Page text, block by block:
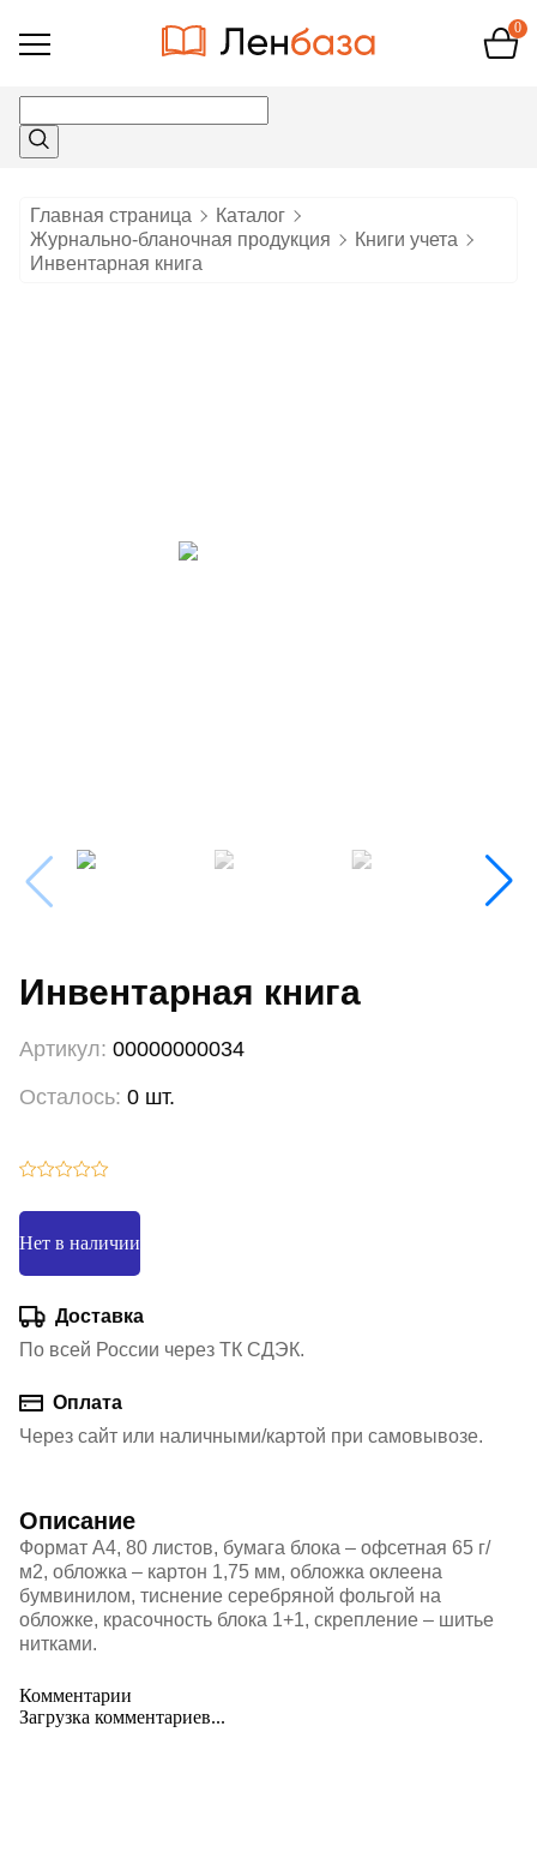
Открыть
0
Главная страница
Каталог
Журнально-бланочная продукция
Книги учета
Инвентарная книга
Инвентарная книга
Артикул: 00000000034
Осталось: 0 шт.
Нет в наличии
Доставка
По всей России через ТК СДЭК.
Оплата
Через сайт или наличными/картой при самовывозе.
Описание
Формат А4, 80 листов, бумага блока – офсетная 65 г/
м2, обложка – картон 1,75 мм, обложка оклеена
бумвинилом, тиснение серебряной фольгой на
обложке, красочность блока 1+1, скрепление – шитье
нитками.
Комментарии
Загрузка комментариев...